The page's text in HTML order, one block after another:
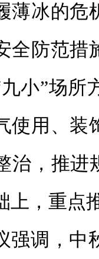
薄冰的危
全防范措
小”场
使用、装
治，推进
上，重点
强调，中